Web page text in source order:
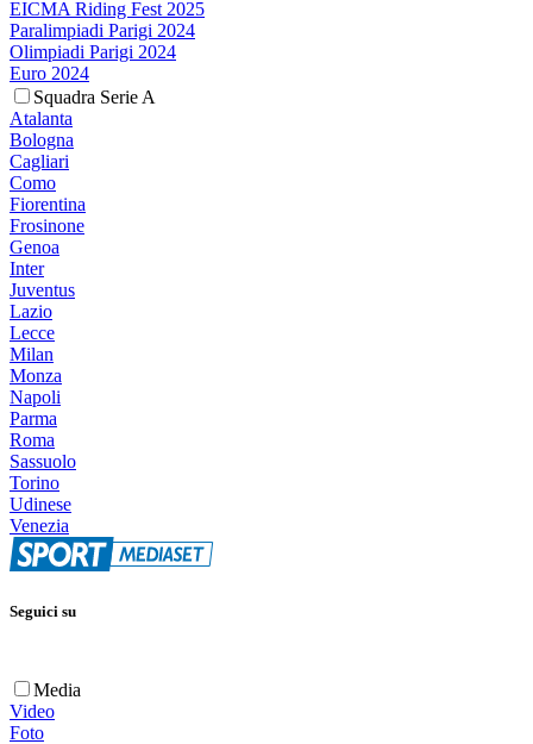
EICMA Riding Fest 2025
Paralimpiadi Parigi 2024
Olimpiadi Parigi 2024
Euro 2024
Squadra Serie A
Atalanta
Bologna
Cagliari
Como
Fiorentina
Frosinone
Genoa
Inter
Juventus
Lazio
Lecce
Milan
Monza
Napoli
Parma
Roma
Sassuolo
Torino
Udinese
Venezia
Seguici su
Media
Video
Foto